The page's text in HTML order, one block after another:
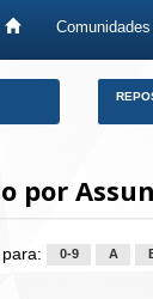
por
0-9 A